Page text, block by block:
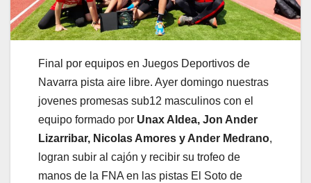
Final por equipos en Juegos Deportivos de
Navarra pista aire libre. Ayer domingo nuestras
jovenes promesas sub12 masculinos con el
equipo formado por Unax Aldea, Jon Ander
Lizarribar, Nicolas Amores y Ander Medrano,
logran subir al cajón y recibir su trofeo de
manos de la FNA en las pistas El Soto de